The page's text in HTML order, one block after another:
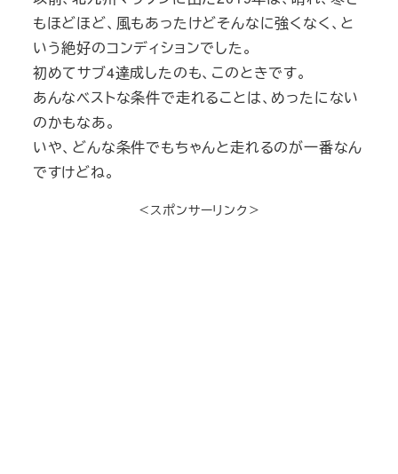
もほどほど、風もあったけどそんなに強くなく、と
いう絶好のコンディションでした。
初めてサブ4達成したのも、このときです。
あんなベストな条件で走れることは、めったにない
のかもなあ。
いや、どんな条件でもちゃんと走れるのが一番なん
ですけどね。
＜スポンサーリンク＞